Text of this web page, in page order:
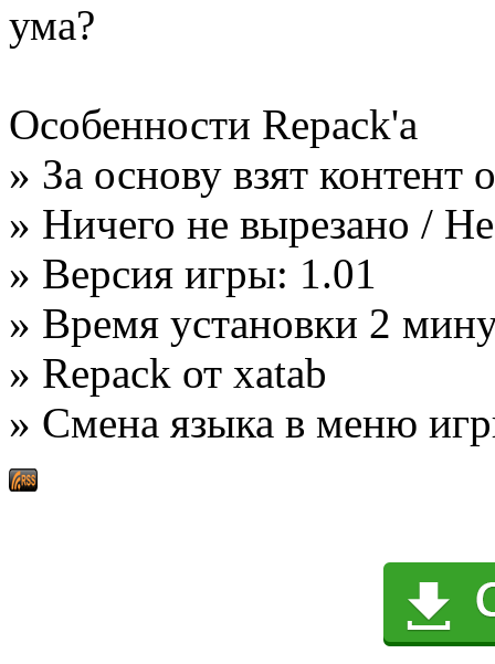
ума?
Особенности Repack'a
» За основу взят контент
» Ничего не вырезано /
» Версия игры: 1.01
» Время установки 2
» Repack от xatab
» Смена языка в меню